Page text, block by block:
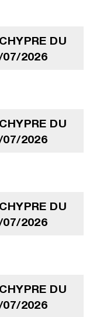
DU
07/2026
DU
07/2026
DU
07/2026
DU
07/2026